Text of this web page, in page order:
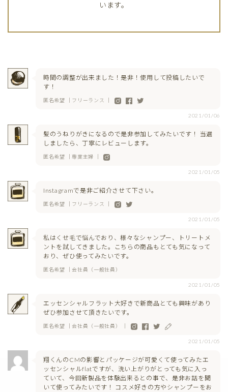
います。
時間の調整が出来ました！是非！使用して投稿したいで
す！
匿名希望 ｜フリーランス ｜
2021/01/06
髪のうねりがきになるので是非参加してみたいです！ 当選
しましたら、丁寧にレビューします。
匿名希望 ｜専業主婦 ｜
2021/01/05
Instagramで是非ご紹介させて下さい。
匿名希望 ｜フリーランス ｜
2021/01/05
私はくせ毛で悩んでおり、様々なシャンプー、トリートメ
ントを試してきました。こちらの商品もとても気になって
おり、ぜひ使ってみたいです。
匿名希望 ｜会社員（一般社員）
2021/01/05
エッセンシャルフラット大好きで新商品とても興味があり
ぜひ参加させて頂きたいです。
匿名希望 ｜会社員（一般社員） ｜
2021/01/05
翔くんのCMの影響とパッケージが可愛くて使ってみたエ
ッセンシャルflatですが、洗い上がりがとっても気に入っ
ていて、今回新製品を体験出来るとの事で、是非お話を聞
いて使ってみたいです！ コスメ好きの方やシャンプーをお